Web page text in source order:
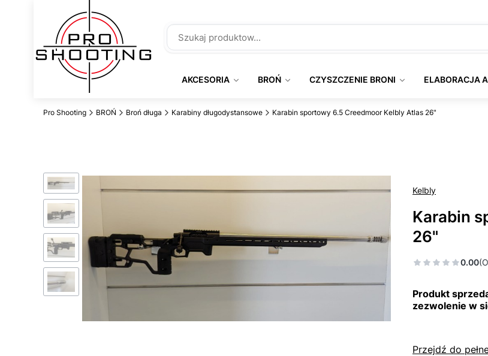
AKCESORIA BROŃ CZYSZCZENIE BRONI ELABORACJA
Pro Shooting BROŃ Broń długa Karabiny długodystansowe Karabin sportowy 6.5 Creedmoor Kelbly Atlas 26"
Kelbly
Karabin
26"
0.00
Produkt
zezwolenie w
Przejdź do